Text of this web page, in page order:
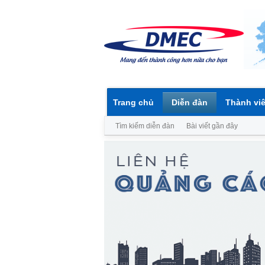
Trang chủ Diễn đàn
Tìm kiếm diễn đàn Bài viết gần đây
Thành